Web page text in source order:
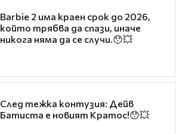
Barbie 2 има краен срок до 2026,
който трябва да спази, иначе
никога няма да се случи.😯💥
След тежка контузия: Дейв
Батиста е новият Кратос!😯💥